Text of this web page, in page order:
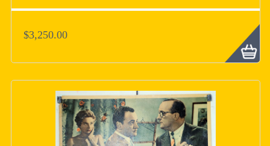
$3,250.00